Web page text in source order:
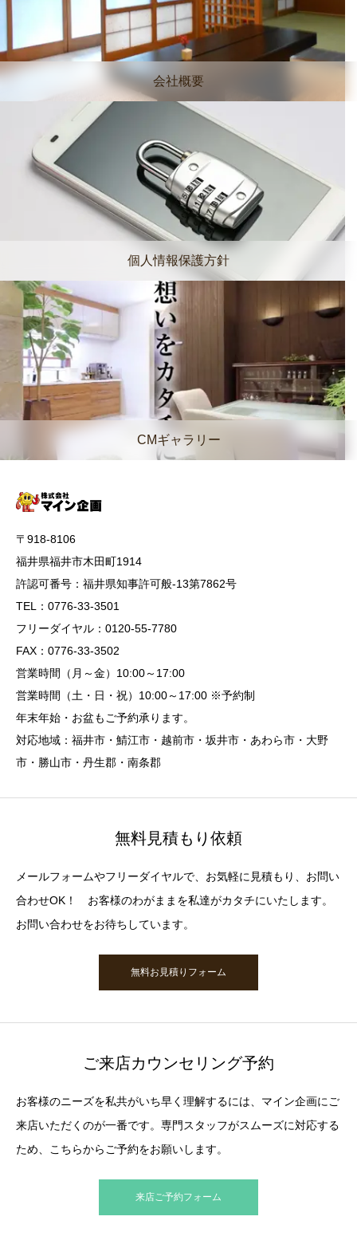
会社概要
個人情報保護方針
CMギャラリー
〒918-8106
福井県福井市木田町1914
許認可番号：福井県知事許可般-13第7862号
TEL：0776-33-3501
フリーダイヤル：0120-55-7780
FAX：0776-33-3502
営業時間（月～金）10:00～17:00
営業時間（土・日・祝）10:00～17:00 ※予約制
年末年始・お盆もご予約承ります。
対応地域：福井市・鯖江市・越前市・坂井市・あわら市・大野
市・勝山市・丹生郡・南条郡
無料見積もり依頼
メールフォームやフリーダイヤルで、お気軽に見積もり、お問い
合わせOK！ お客様のわがままを私達がカタチにいたします。
お問い合わせをお待ちしています。
無料お見積りフォーム
ご来店カウンセリング予約
お客様のニーズを私共がいち早く理解するには、マイン企画にご
来店いただくのが一番です。専門スタッフがスムーズに対応する
ため、こちらからご予約をお願いします。
来店ご予約フォーム